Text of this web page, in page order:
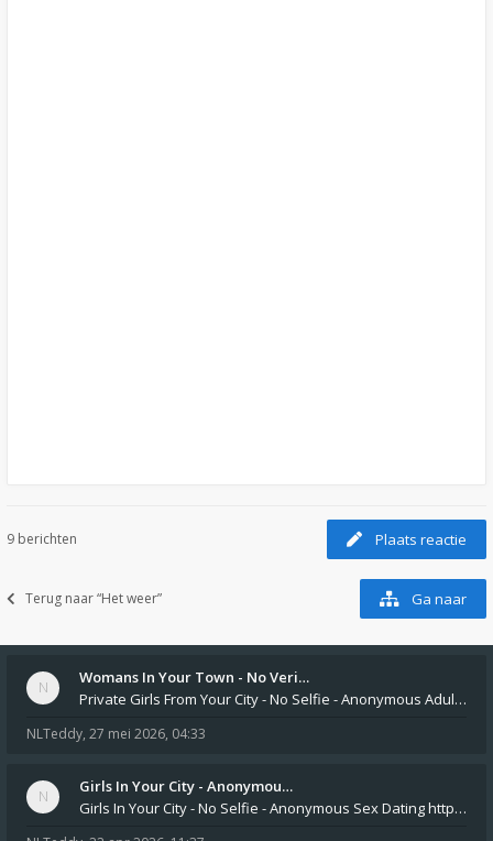
9 berichten Plaats reactie
Terug naar “Het weer” Ga naar
Womans In Your Town - No Veri…
Private Girls From Your City - No Selfie - Anonymous Adult Dating https://privatedates.live Private Girls In Your
NLTeddy, 27 mei 2026, 04:33
Girls In Your City - Anonymou…
Girls In Your City - No Selfie - Anonymous Sex Dating https://SecretPrivat.com Womens In Your Town - Anonymous S